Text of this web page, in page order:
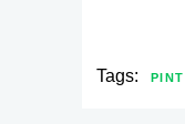
Tags: